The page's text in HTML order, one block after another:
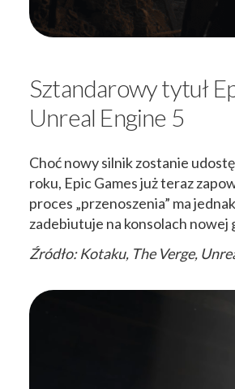
Sztandarowy tytuł
Unreal Engine 5
Choć nowy silnik zostanie
roku, Epic Games już teraz
proces „przenoszenia” ma
zadebiutuje na konsolach nowej
Źródło: Kotaku, The Verge,